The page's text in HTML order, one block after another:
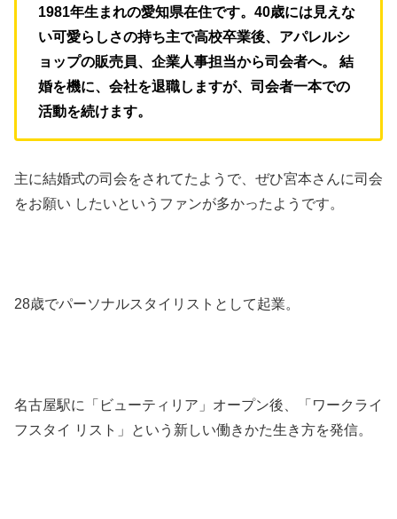
1981年生まれの愛知県在住です。40歳には見えな
い可愛らしさの持ち主で高校卒業後、アパレルシ
ョップの販売員、企業人事担当から司会者へ。 結
婚を機に、会社を退職しますが、司会者一本での
活動を続けます。
主に結婚式の司会をされてたようで、ぜひ宮本さんに司会
をお願い したいというファンが多かったようです。
28歳でパーソナルスタイリストとして起業。
名古屋駅に「ビューティリア」オープン後、「ワークライ
フスタイ リスト」という新しい働きかた生き方を発信。